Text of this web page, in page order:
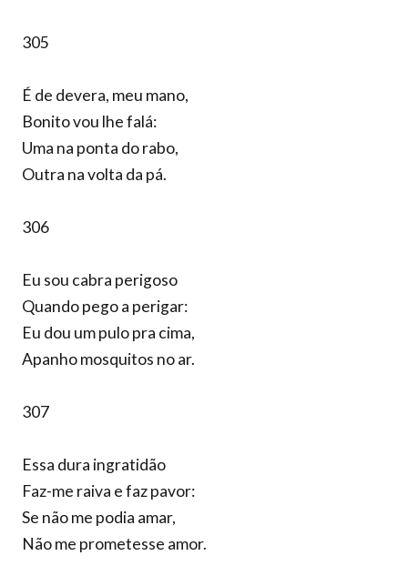
305
É de devera, meu mano,
Bonito vou lhe falá:
Uma na ponta do rabo,
Outra na volta da pá.
306
Eu sou cabra perigoso
Quando pego a perigar:
Eu dou um pulo pra cima,
Apanho mosquitos no ar.
307
Essa dura ingratidão
Faz-me raiva e faz pavor:
Se não me podia amar,
Não me prometesse amor.